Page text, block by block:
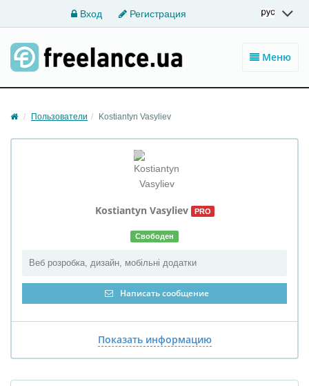
Вход Регистрация
Меню
Пользователи Kostiantyn Vasyliev
Kostiantyn Vasyliev PRO
Свободен
Веб розробка, дизайн, мобільні додатки
Написать сообщение
Показать информацию